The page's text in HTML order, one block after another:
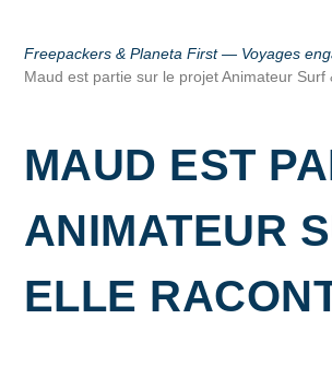
Freepackers & Planeta First — Voyages
Maud est partie sur le projet Animateur
MAUD EST
ANIMATEUR
ELLE